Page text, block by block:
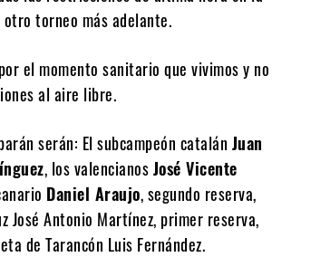
torneo más adelante.
el momento sanitario que vivimos y no
al aire libre.
serán: El subcampeón catalán Juan
, los valencianosJosé Vicente
Daniel Araujo, segundo reserva,
José Antonio Martínez, primer reserva,
de Tarancón Luis Fernández.